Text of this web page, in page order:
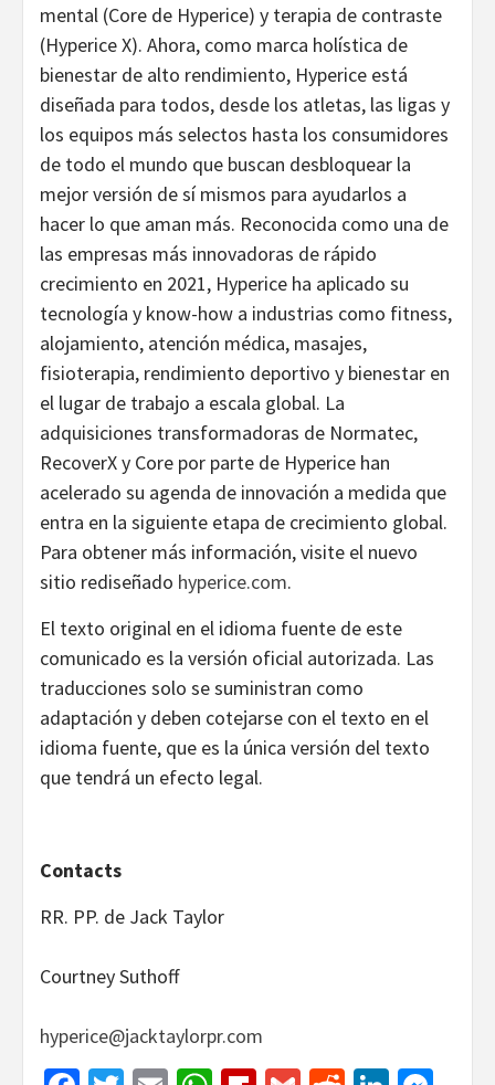
mental (Core de Hyperice) y terapia de contraste
(Hyperice X). Ahora, como marca holística de
bienestar de alto rendimiento, Hyperice está
diseñada para todos, desde los atletas, las ligas y
los equipos más selectos hasta los consumidores
de todo el mundo que buscan desbloquear la
mejor versión de sí mismos para ayudarlos a
hacer lo que aman más. Reconocida como una de
las empresas más innovadoras de rápido
crecimiento en 2021, Hyperice ha aplicado su
tecnología y know-how a industrias como fitness,
alojamiento, atención médica, masajes,
fisioterapia, rendimiento deportivo y bienestar en
el lugar de trabajo a escala global. La
adquisiciones transformadoras de Normatec,
RecoverX y Core por parte de Hyperice han
acelerado su agenda de innovación a medida que
entra en la siguiente etapa de crecimiento global.
Para obtener más información, visite el nuevo
sitio rediseñado hyperice.com.
El texto original en el idioma fuente de este
comunicado es la versión oficial autorizada. Las
traducciones solo se suministran como
adaptación y deben cotejarse con el texto en el
idioma fuente, que es la única versión del texto
que tendrá un efecto legal.
Contacts
RR. PP. de Jack Taylor
Courtney Suthoff
hyperice@jacktaylorpr.com